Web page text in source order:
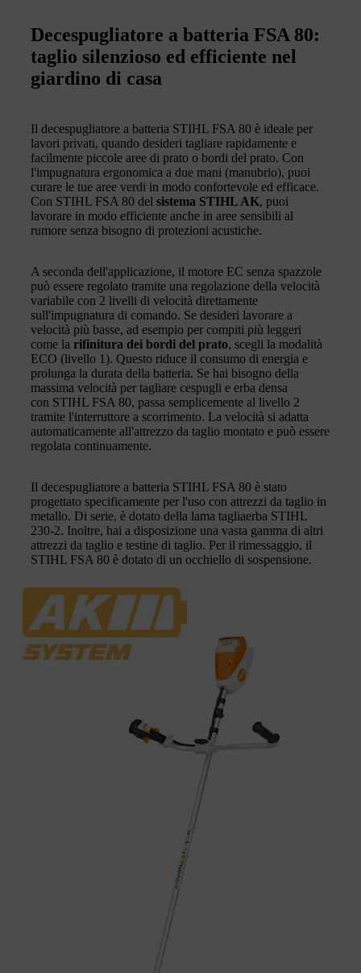
Decespugliatore a batteria FSA 80:
taglio silenzioso ed efficiente nel
giardino di casa
Il decespugliatore a batteria STIHL FSA 80 è ideale per
lavori privati, quando desideri tagliare rapidamente e
facilmente piccole aree di prato o bordi del prato. Con
l'impugnatura ergonomica a due mani (manubrio), puoi
curare le tue aree verdi in modo confortevole ed efficace.
Con STIHL FSA 80 del sistema STIHL AK, puoi
lavorare in modo efficiente anche in aree sensibili al
rumore senza bisogno di protezioni acustiche.
A seconda dell'applicazione, il motore EC senza spazzole
può essere regolato tramite una regolazione della velocità
variabile con 2 livelli di velocità direttamente
sull'impugnatura di comando. Se desideri lavorare a
velocità più basse, ad esempio per compiti più leggeri
come la rifinitura dei bordi del prato, scegli la modalità
ECO (livello 1). Questo riduce il consumo di energia e
prolunga la durata della batteria. Se hai bisogno della
massima velocità per tagliare cespugli e erba densa
con STIHL FSA 80, passa semplicemente al livello 2
tramite l'interruttore a scorrimento. La velocità si adatta
automaticamente all'attrezzo da taglio montato e può essere
regolata continuamente.
Il decespugliatore a batteria STIHL FSA 80 è stato
progettato specificamente per l'uso con attrezzi da taglio in
metallo. Di serie, è dotato della lama tagliaerba STIHL
230-2. Inoltre, hai a disposizione una vasta gamma di altri
attrezzi da taglio e testine di taglio. Per il rimessaggio, il
STIHL FSA 80 è dotato di un occhiello di sospensione.